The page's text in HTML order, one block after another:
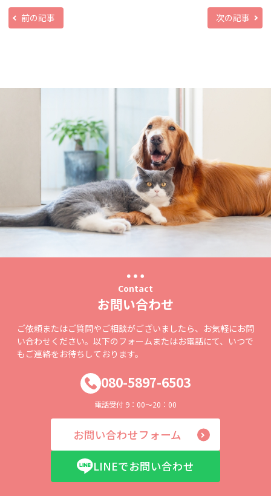
前の記事 次の記事
Contact
お問い合わせ
ご依頼またはご質問やご相談がございましたら、お気軽にお問
い合わせください。以下のフォームまたはお電話にて、いつで
もご連絡をお待ちしております。
080-5897-6503
電話受付 9：00～20：00
お問い合わせフォーム
LINEでお問い合わせ